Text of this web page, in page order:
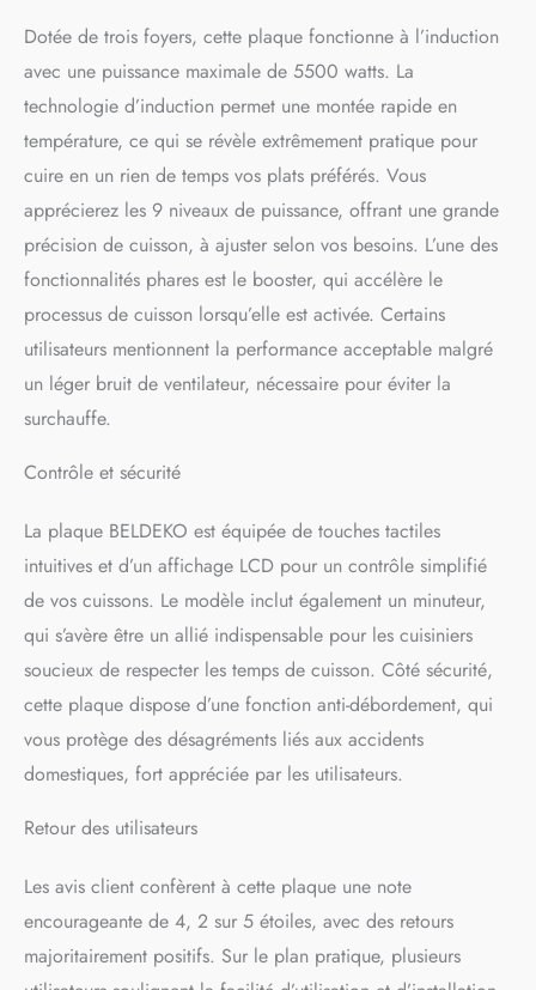
Dotée de trois foyers, cette plaque fonctionne à l’induction
avec une puissance maximale de 5500 watts. La
technologie d’induction permet une montée rapide en
température, ce qui se révèle extrêmement pratique pour
cuire en un rien de temps vos plats préférés. Vous
apprécierez les 9 niveaux de puissance, offrant une grande
précision de cuisson, à ajuster selon vos besoins. L’une des
fonctionnalités phares est le booster, qui accélère le
processus de cuisson lorsqu’elle est activée. Certains
utilisateurs mentionnent la performance acceptable malgré
un léger bruit de ventilateur, nécessaire pour éviter la
surchauffe.
Contrôle et sécurité
La plaque BELDEKO est équipée de touches tactiles
intuitives et d’un affichage LCD pour un contrôle simplifié
de vos cuissons. Le modèle inclut également un minuteur,
qui s’avère être un allié indispensable pour les cuisiniers
soucieux de respecter les temps de cuisson. Côté sécurité,
cette plaque dispose d’une fonction anti-débordement, qui
vous protège des désagréments liés aux accidents
domestiques, fort appréciée par les utilisateurs.
Retour des utilisateurs
Les avis client confèrent à cette plaque une note
encourageante de 4, 2 sur 5 étoiles, avec des retours
majoritairement positifs. Sur le plan pratique, plusieurs